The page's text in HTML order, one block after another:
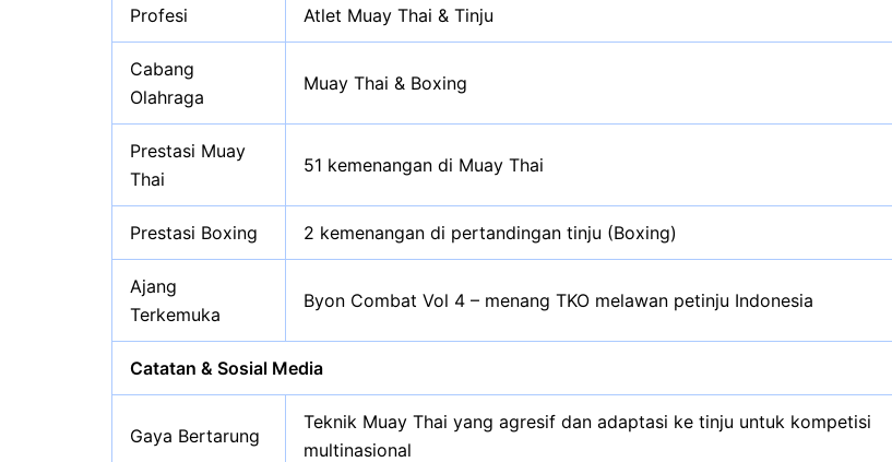
Profesi Atlet Muay Thai & Tinju
Cabang
Olahraga
Muay Thai & Boxing
Prestasi Muay
Thai
51 kemenangan di Muay Thai
Prestasi Boxing 2 kemenangan di pertandingan tinju (Boxing)
Ajang
Terkemuka
Byon Combat Vol 4 – menang TKO melawan petinju Indonesia
Catatan & Sosial Media
Gaya Bertarung
Teknik Muay Thai yang agresif dan adaptasi ke tinju untuk kompetisi
multinasional